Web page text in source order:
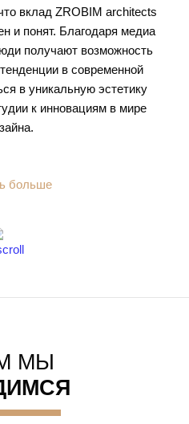
вклад ZROBIM architects
и понят. Благодаря медиа
получают возможность
в современной
в уникальную эстетику
к инновациям в мире
больше
МЫ